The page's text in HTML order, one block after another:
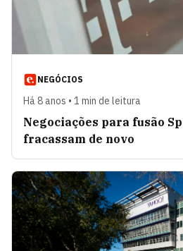
NEGÓCIOS
Há 8 anos • 1 min de leitura
Negociações para fusão
fracassam de novo